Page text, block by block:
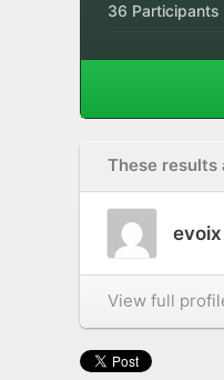
36 Participants
These results
evoix
View full